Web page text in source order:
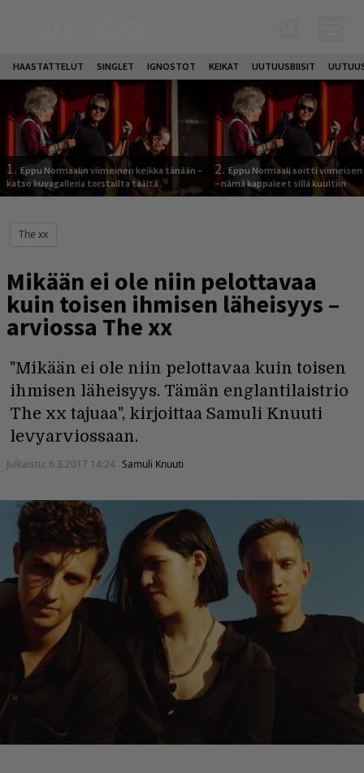
HAASTATTELUT SINGLET IGNOSTOT KEIKAT UUTUUSBIISIT
1. Eppu Normaalin viimeinen keikka tänään –
katso kuvagalleria torstailta täältä
2. Eppu Normaali soitti viimeisen
– nämä kappaleet sillä kuultiin
The xx
Mikään ei ole niin pelottavaa
kuin toisen ihmisen läheisyys –
arviossa The xx
"Mikään ei ole niin pelottavaa kuin toisen
ihmisen läheisyys. Tämän englantilaistrio
The xx tajuaa", kirjoittaa Samuli Knuuti
levyarviossaan.
Julkaistu: 6.3.2017 14:24 Samuli Knuuti